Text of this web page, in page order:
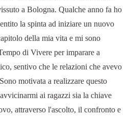
a Bologna. Qualche anno fa ho
la spinta ad iniziare un nuovo
della mia vita e mi sono
di Vivere per imparare a
sentivo che le relazioni che avevo
motivata a realizzare questo
ai ragazzi sia la chiave
attraverso l'ascolto, il confronto e